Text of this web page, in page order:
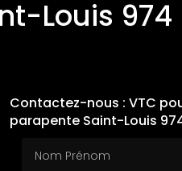
Louis 974
Contactez-nous : VTC
parapente Saint-Louis